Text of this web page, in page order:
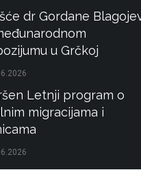
dr Gordane
u Grčkoj
Letnji program o
migracijama i